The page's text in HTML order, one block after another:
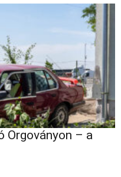
Orgoványon – a